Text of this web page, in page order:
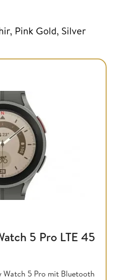
Pink Gold, Silver
5 Pro LTE 45
Watch 5 Pro mit Bluetooth